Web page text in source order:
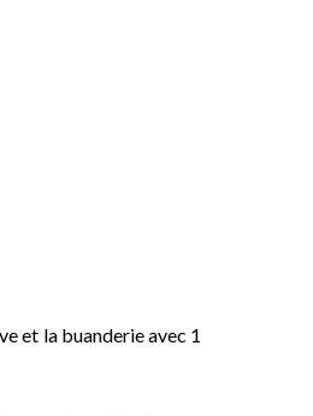
et la buanderie avec 1